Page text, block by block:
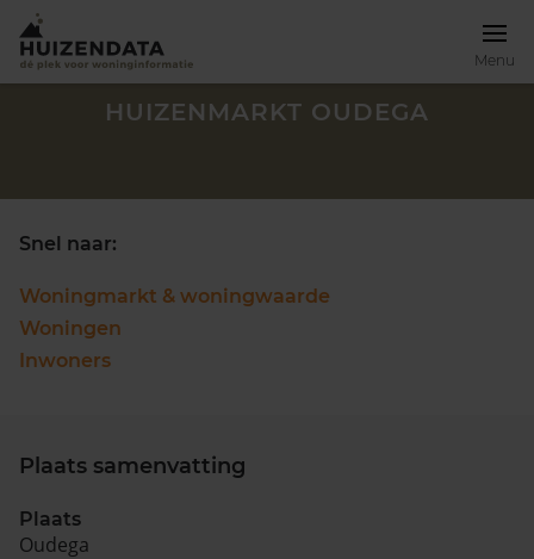
Menu
Zoek een woning
HUIZENMARKT OUDEGA
Snel naar:
Woningmarkt & woningwaarde
Woningen
Inwoners
Plaats samenvatting
Plaats
Oudega